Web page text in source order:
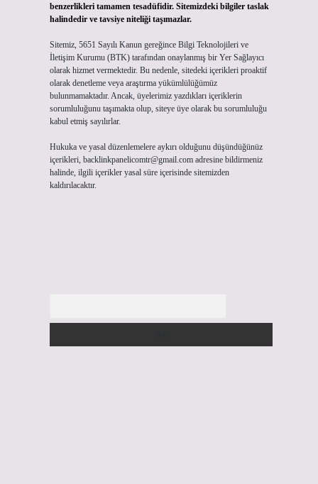
benzerlikleri tamamen tesadüfidir. Sitemizdeki bilgiler taslak
halindedir ve tavsiye niteliği taşımazlar.
Sitemiz, 5651 Sayılı Kanun gereğince Bilgi Teknolojileri ve
İletişim Kurumu (BTK) tarafından onaylanmış bir Yer Sağlayıcı
olarak hizmet vermektedir. Bu nedenle, sitedeki içerikleri proaktif
olarak denetleme veya araştırma yükümlülüğümüz
bulunmamaktadır. Ancak, üyelerimiz yazdıkları içeriklerin
sorumluluğunu taşımakta olup, siteye üye olarak bu sorumluluğu
kabul etmiş sayılırlar.
Hukuka ve yasal düzenlemelere aykırı olduğunu düşündüğünüz
içerikleri, backlinkpanelicomtr@gmail.comadresine bildirmeniz
halinde, ilgili içerikler yasal süre içerisinde sitemizden
kaldırılacaktır.